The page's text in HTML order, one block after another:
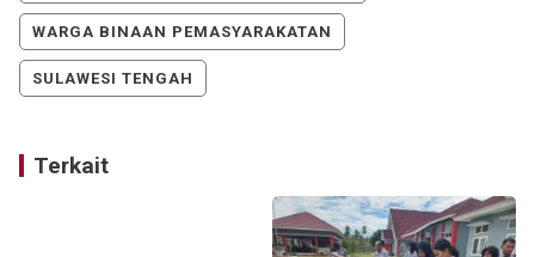
WARGA BINAAN PEMASYARAKATAN
SULAWESI TENGAH
Terkait